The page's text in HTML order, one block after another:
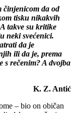
činjenicom da od
tisku nikakvih
takve su kritike
neki svećenici.
da je
ili da je, prema
s rečenim? A dvojba
K. Z. Antić
– bio on običan